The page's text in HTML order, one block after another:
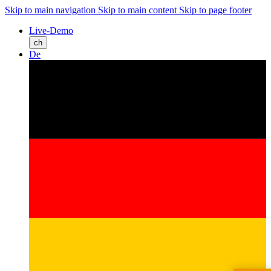
Skip to main navigation Skip to main content Skip to page footer
Live-Demo
ch
De